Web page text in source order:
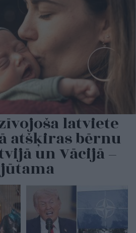
latviete
atšķiras bērnu
un Vācijā –